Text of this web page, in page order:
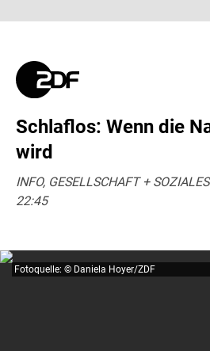
Schlaflos: Wenn die
wird
INFO, GESELLSCHAFT +
22:45
Fotoquelle: © Daniela Hoyer/ZDF